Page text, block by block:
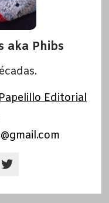
aka Phibs
Papelillo Editorial